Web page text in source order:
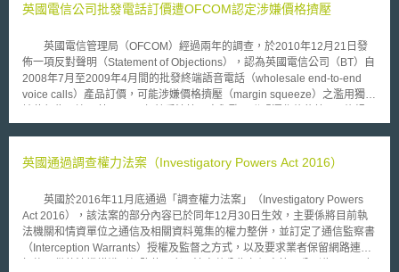
英國電信公司批發電話訂價遭OFCOM認定涉嫌價格擠壓
英國電信管理局（OFCOM）經過兩年的調查，於2010年12月21日發
佈一項反對聲明（Statement of Objections），認為英國電信公司（BT）自
2008年7月至2009年4月間的批發終端語音電話（wholesale end-to-end
voice calls）產品訂價，可能涉嫌價格擠壓（margin squeeze）之濫用獨占
定。 本案係由THUS與Gamma Telecom兩家公司向OFCOM提出檢
零售客戶。檢舉人指稱，由於BT的訂價低於成本，並意圖消滅或削弱市場
示意見；BT的發言人則反駁了此項指控，並表示將充分參與OFCOM的調
查。然而，如BT經確認違反競爭法，將可能遭OFCOM處以批發電話業務年
收入百分之十的罰款。據分析師表示，罰款金額可能達數千萬英鎊。
英國通過調查權力法案（Investigatory Powers Act 2016）
英國於2016年11月底通過「調查權力法案」（Investigatory Powers
Act 2016），該法案的部分內容已於同年12月30日生效，主要係將目前執
法機關和情資單位之通信及相關資料蒐集的權力整併，並訂定了通信監察書
（Interception Warrants）授權及監督之方式，以及要求業者保留網路連結